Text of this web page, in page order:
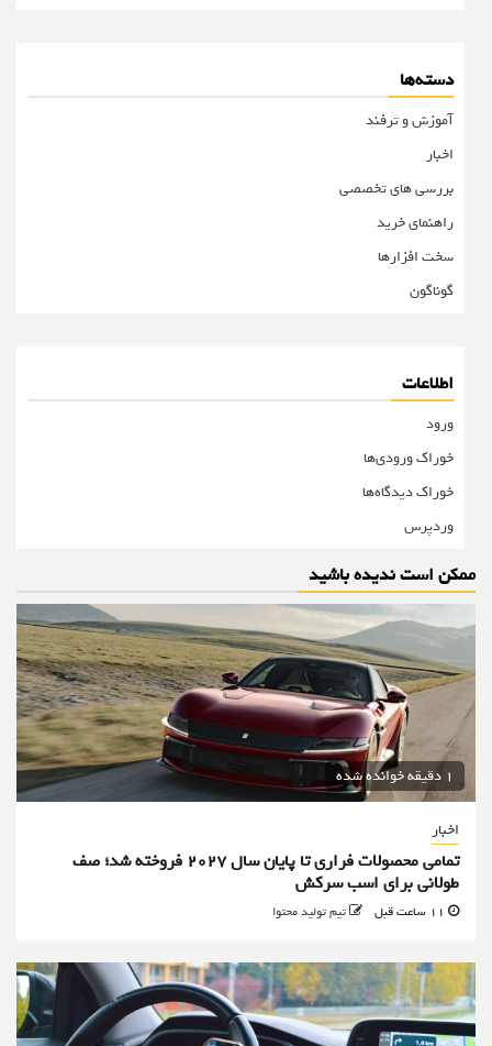
دسته‌ها
آموزش و ترفند
اخبار
بررسی های تخصصی
راهنمای خرید
سخت افزارها
گوناگون
اطلاعات
ورود
خوراک ورودی‌ها
خوراک دیدگاه‌ها
وردپرس
ممکن است ندیده باشید
1 دقیقه خوانده شده
اخبار
تمامی محصولات فراری تا پایان سال ۲۰۲۷ فروخته شد؛ صف
طولانی برای اسب سرکش
تیم تولید محتوا